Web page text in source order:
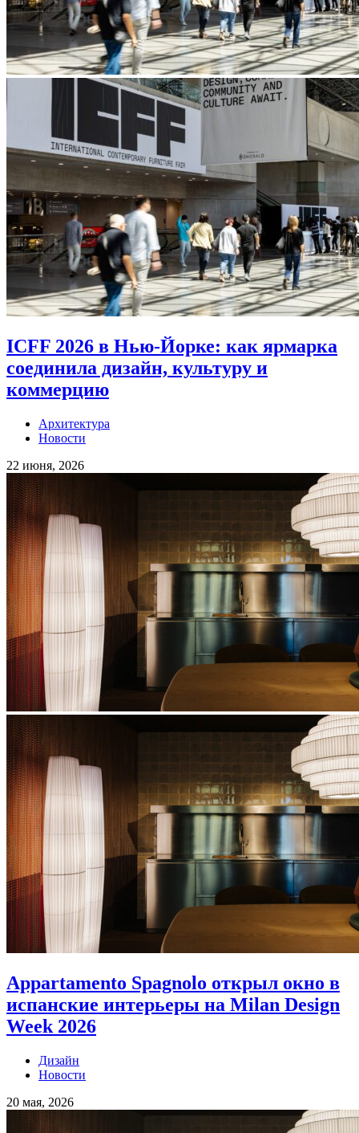
ICFF 2026 в Нью-Йорке: как ярмарка
соединила дизайн, культуру и
коммерцию
Архитектура
Новости
22 июня, 2026
Appartamento Spagnolo открыл окно в
испанские интерьеры на Milan Design
Week 2026
Дизайн
Новости
20 мая, 2026